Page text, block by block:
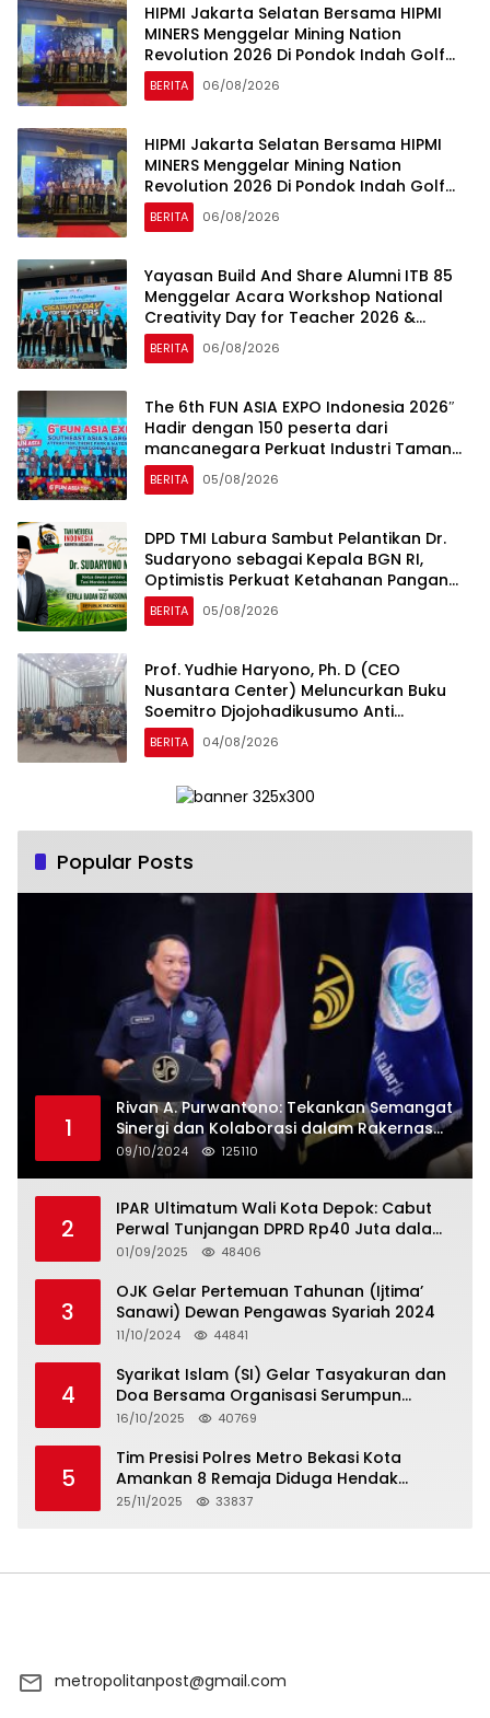
HIPMI Jakarta Selatan Bersama HIPMI
MINERS Menggelar Mining Nation
Revolution 2026 Di Pondok Indah Golf
Jakarta
BERITA 06/08/2026
HIPMI Jakarta Selatan Bersama HIPMI
MINERS Menggelar Mining Nation
Revolution 2026 Di Pondok Indah Golf
Jakarta
BERITA 06/08/2026
Yayasan Build And Share Alumni ITB 85
Menggelar Acara Workshop National
Creativity Day for Teacher 2026 &
Dibuka Resmi Pramono Anung (Gubernur
DKI Jakarta)
BERITA 06/08/2026
The 6th FUN ASIA EXPO Indonesia 2026″
Hadir dengan 150 peserta dari
mancanegara Perkuat Industri Taman
Rekreasi dan Ekosistem Pariwisata di
Tanah Air
BERITA 05/08/2026
DPD TMI Labura Sambut Pelantikan Dr.
Sudaryono sebagai Kepala BGN RI,
Optimistis Perkuat Ketahanan Pangan
dan Gizi Nasional
BERITA 05/08/2026
Prof. Yudhie Haryono, Ph. D (CEO
Nusantara Center) Meluncurkan Buku
Soemitro Djojohadikusumo Anti
Penjajahan yang dirangkaikan dengan
Simposium Nasional bertema “Urgensi
Nasional dan Kesejahteraan Sosial
Emas 2045”
BERITA 04/08/2026
Popular Posts
1
Rivan A. Purwantono: Tekankan Semangat
Sinergi dan Kolaborasi dalam Rakernas
Serikat Pekerja Jasa Raharja
09/10/2024 125110
2
IPAR Ultimatum Wali Kota Depok: Cabut
Perwal Tunjangan DPRD Rp40 Juta dalam
5 Hari atau Hadapi Aksi Rakyat
01/09/2025 48406
3
OJK Gelar Pertemuan Tahunan (Ijtima’
Sanawi) Dewan Pengawas Syariah 2024
11/10/2024 44841
4
Syarikat Islam (SI) Gelar Tasyakuran dan
Doa Bersama Organisasi Serumpun
Syarikat Islam Doa
16/10/2025 40769
5
Tim Presisi Polres Metro Bekasi Kota
Amankan 8 Remaja Diduga Hendak
Tawuran
25/11/2025 33837
metropolitanpost@gmail.com